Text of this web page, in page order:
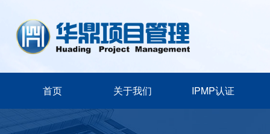
首页 关于我们 IPMP认证